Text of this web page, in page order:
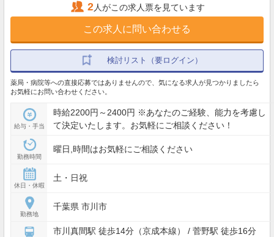
2人がこの求人票を見ています
この求人に問い合わせる
検討リスト（要ログイン）
薬局・病院等への直接応募ではありませんので、気になる求人が見つかりましたら
お気軽にお問い合わせください。
給与・手当
時給2200円～2400円 ※あなたのご経験、能力を考慮し
て決定いたします。お気軽にご相談ください！
勤務時間
曜日,時間はお気軽にご相談ください
休日・休暇
土・日祝
勤務地
千葉県 市川市
市川真間駅 徒歩14分（京成本線） / 菅野駅 徒歩16分